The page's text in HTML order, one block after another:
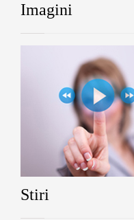
Imagini
Stiri